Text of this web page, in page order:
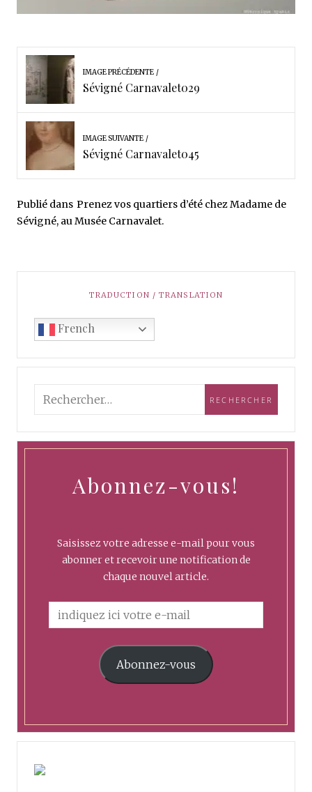
IMAGE PRÉCÉDENTE
Sévigné Carnavalet029
IMAGE SUIVANTE
Sévigné Carnavalet045
Publié dans Prenez vos quartiers d’été chez Madame de
Sévigné, au Musée Carnavalet.
TRADUCTION / TRANSLATION
French
Abonnez-vous!
Saisissez votre adresse e-mail pour vous
abonner et recevoir une notification de
chaque nouvel article.
Abonnez-vous